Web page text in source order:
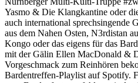
Yasmo & Die Klangkantine oder
auch international sprechsingende
aus dem Nahen Osten, N3rdistan
Kongo oder das eigens für das
mit der Gälin Ellen MacDonald &
Vorgeschmack zum Reinhören
Bardentreffen-Playlist auf Spotify.